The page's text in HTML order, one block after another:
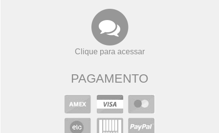
Clique para acessar
PAGAMENTO